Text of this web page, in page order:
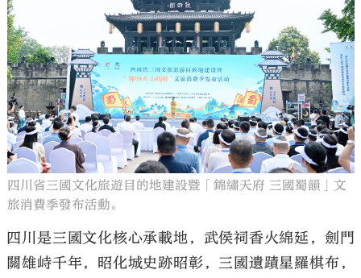
大公文匯
四川省三國文化旅遊目的地建設暨「錦繡天府 三國蜀韻」文
旅消費季發布活動。
四川是三國文化核心承載地，武侯祠香火綿延，劍門
關雄峙千年，昭化城史跡昭彰，三國遺蹟星羅棋布，